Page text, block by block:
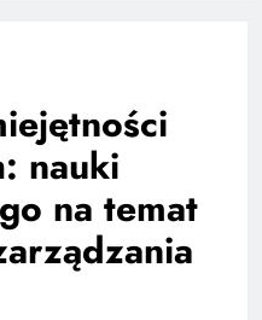
nauki
na temat